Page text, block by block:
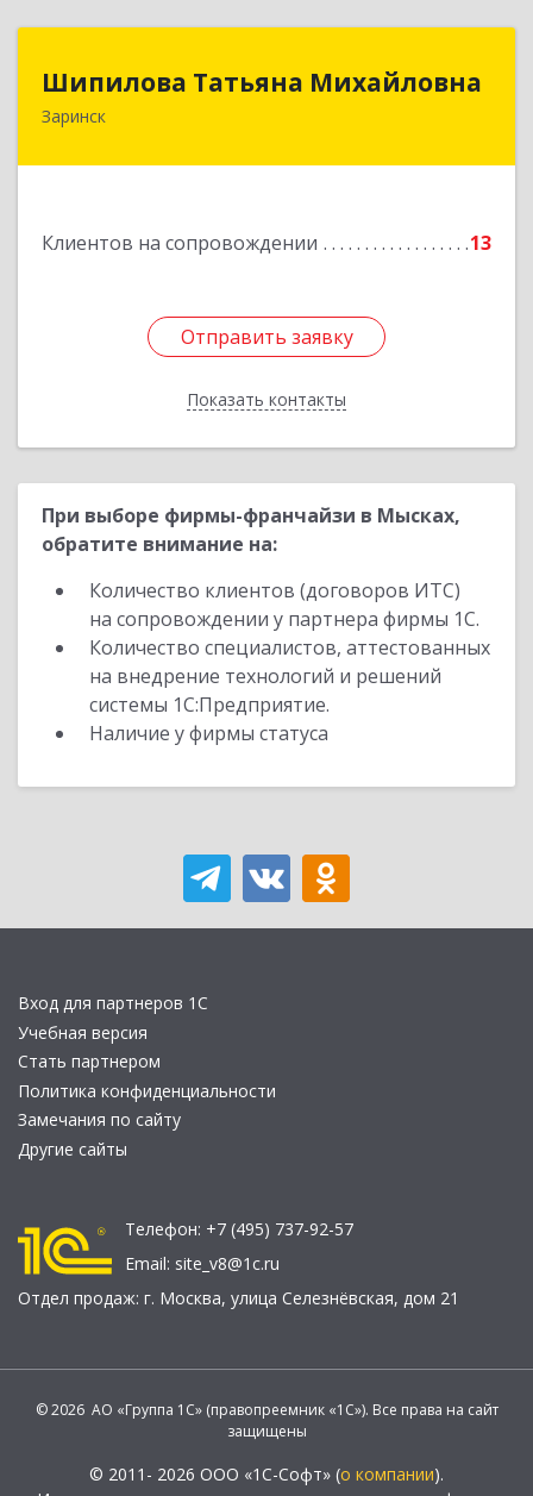
Шипилова Татьяна Михайловна
Заринск
Клиентов на сопровождении 13
Отправить заявку
Показать контакты
Шипилова Татьяна Михайловна
Отправить заявку
Назад
При выборе фирмы-франчайзи в Мысках,
обратите внимание на:
Количество клиентов (договоров ИТС)
на сопровождении у партнера фирмы 1С.
Количество специалистов, аттестованных
на внедрение технологий и решений
системы 1С:Предприятие.
Наличие у фирмы статуса
Вход для партнеров 1С
Учебная версия
Стать партнером
Политика конфиденциальности
Замечания по сайту
Другие сайты
Телефон: +7 (495) 737-92-57
Email: site_v8@1c.ru
Отдел продаж: г. Москва, улица Селезнёвская, дом 21
© 2026 АО «Группа 1С» (правопреемник «1С»). Все права на сайт
защищены
© 2011- 2026 ООО «1С-Софт» (о компании).